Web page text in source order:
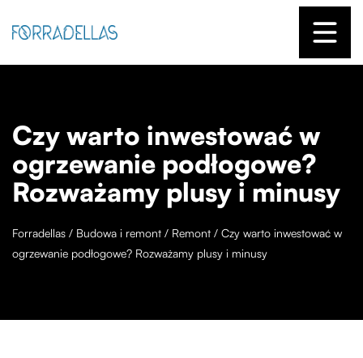
Czy warto inwestować w
ogrzewanie podłogowe?
Rozważamy plusy i minusy
Forradellas / Budowa i remont / Remont / Czy warto inwestować w
ogrzewanie podłogowe? Rozważamy plusy i minusy